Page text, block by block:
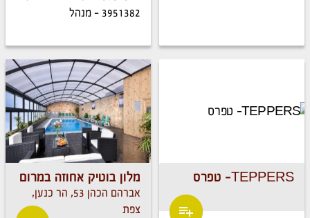
3951382 - מנהל
TEPPERS- טפרס מלון בוטיק אחוזה במרום
אברהם הכהן 53, הר כנען,
צפת